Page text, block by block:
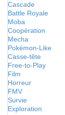
Cascade
Battle Royale
Moba
Coopération
Mecha
Pokémon-Like
Casse-tête
Free-to-Play
Film
Horreur
FMV
Survie
Exploration